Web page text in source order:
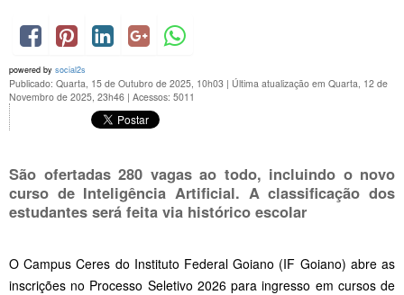
powered by social2s
Publicado: Quarta, 15 de Outubro de 2025, 10h03 | Última atualização em Quarta, 12 de
Novembro de 2025, 23h46 | Acessos: 5011
São ofertadas 280 vagas ao todo, incluindo o novo
curso de Inteligência Artificial. A classificação dos
estudantes será feita via histórico escolar
O Campus Ceres do Instituto Federal Goiano (IF Goiano) abre as
inscrições no Processo Seletivo 2026 para ingresso em cursos de